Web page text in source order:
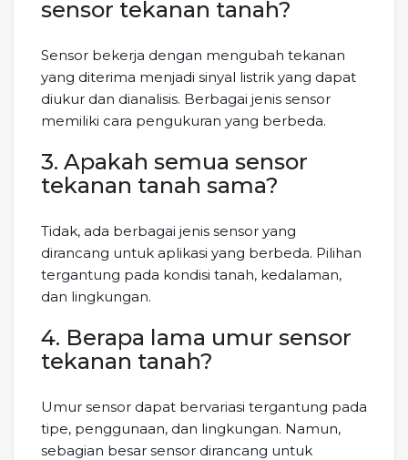
sensor tekanan tanah?
Sensor bekerja dengan mengubah tekanan
yang diterima menjadi sinyal listrik yang dapat
diukur dan dianalisis. Berbagai jenis sensor
memiliki cara pengukuran yang berbeda.
3. Apakah semua sensor
tekanan tanah sama?
Tidak, ada berbagai jenis sensor yang
dirancang untuk aplikasi yang berbeda. Pilihan
tergantung pada kondisi tanah, kedalaman,
dan lingkungan.
4. Berapa lama umur sensor
tekanan tanah?
Umur sensor dapat bervariasi tergantung pada
tipe, penggunaan, dan lingkungan. Namun,
sebagian besar sensor dirancang untuk